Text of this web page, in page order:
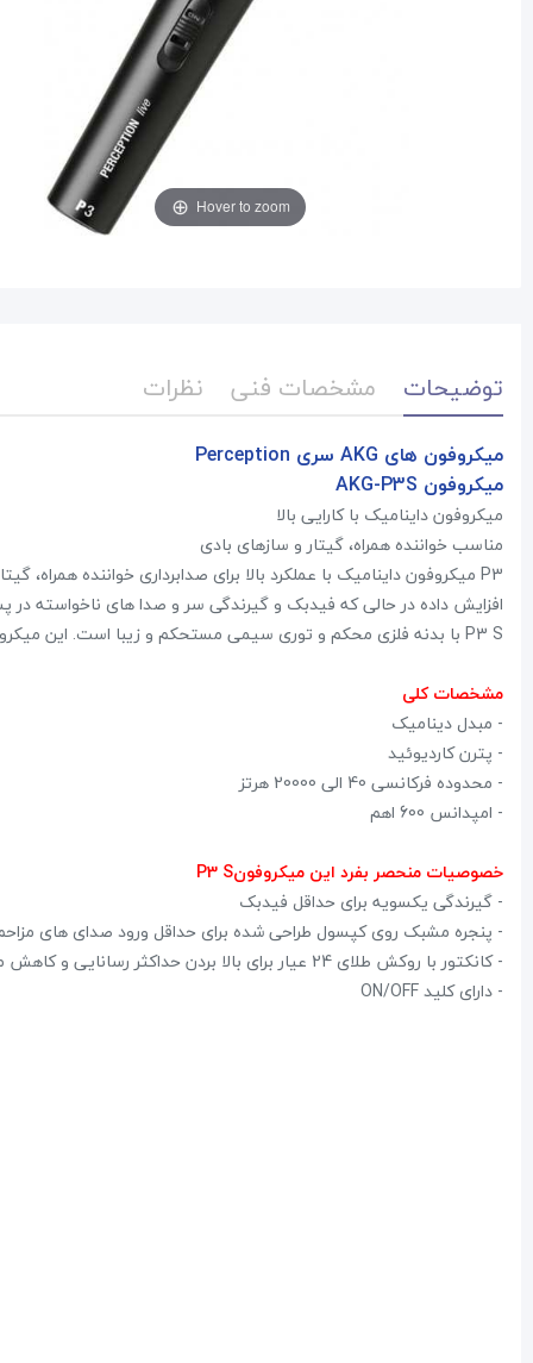
Hover to zoom
توضیحات مشخصات فنی نظرات
میکروفون های ‏AKG‏ سری ‏Perception
میکروفون ‏AKG-P3S‏
میکروفون داینامیک با کارایی بالا
مناسب خواننده همراه، گیتار و سازهای بادی
افزایش داده در حالی که فیدبک و گیرندگی سر و صدا های ناخواسته
P3 S‏ با بدنه فلزی محکم و توری سیمی مستحکم و زیبا است. این میکروفون دارای کلید روشن / خاموش برای کاربری آسان ‏است. ‏
مشخصات کلی
‏- مبدل دینامیک
‏- پترن کاردیوئید
‏- محدوده فرکانسی 40 الی 20000 هرتز
‏- امپدانس 600 اهم
خصوصیات منحصر بفرد این میکروفون‎ P3 S
‏- گیرندگی یکسویه برای حداقل فیدبک
‏- پنجره مشبک روی کپسول طراحی شده برای حداقل ورود صدای های
‏- کانکتور با روکش طلای 24 عیار برای بالا بردن حداکثر رسانایی و کاهش مقاومت
‏- دارای کلید ‏ON/OFF